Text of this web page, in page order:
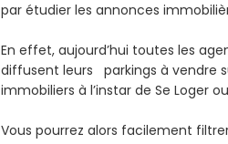
par étudier les annonces
En effet, aujourd’hui toutes les
diffusent leurs parkings à vendre
immobiliers à l’instar de Se Loger
Vous pourrez alors facilement